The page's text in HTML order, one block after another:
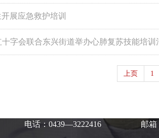
展应急救护培训
字会联合东兴街道举办心肺复苏技能培训
上页 1
电话：0439—3222416 邮箱